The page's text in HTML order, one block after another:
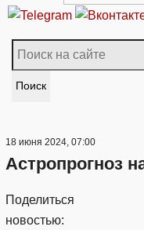
Поиск
18 июня 2024, 07:00
Астропрогноз
Поделиться
новостью: